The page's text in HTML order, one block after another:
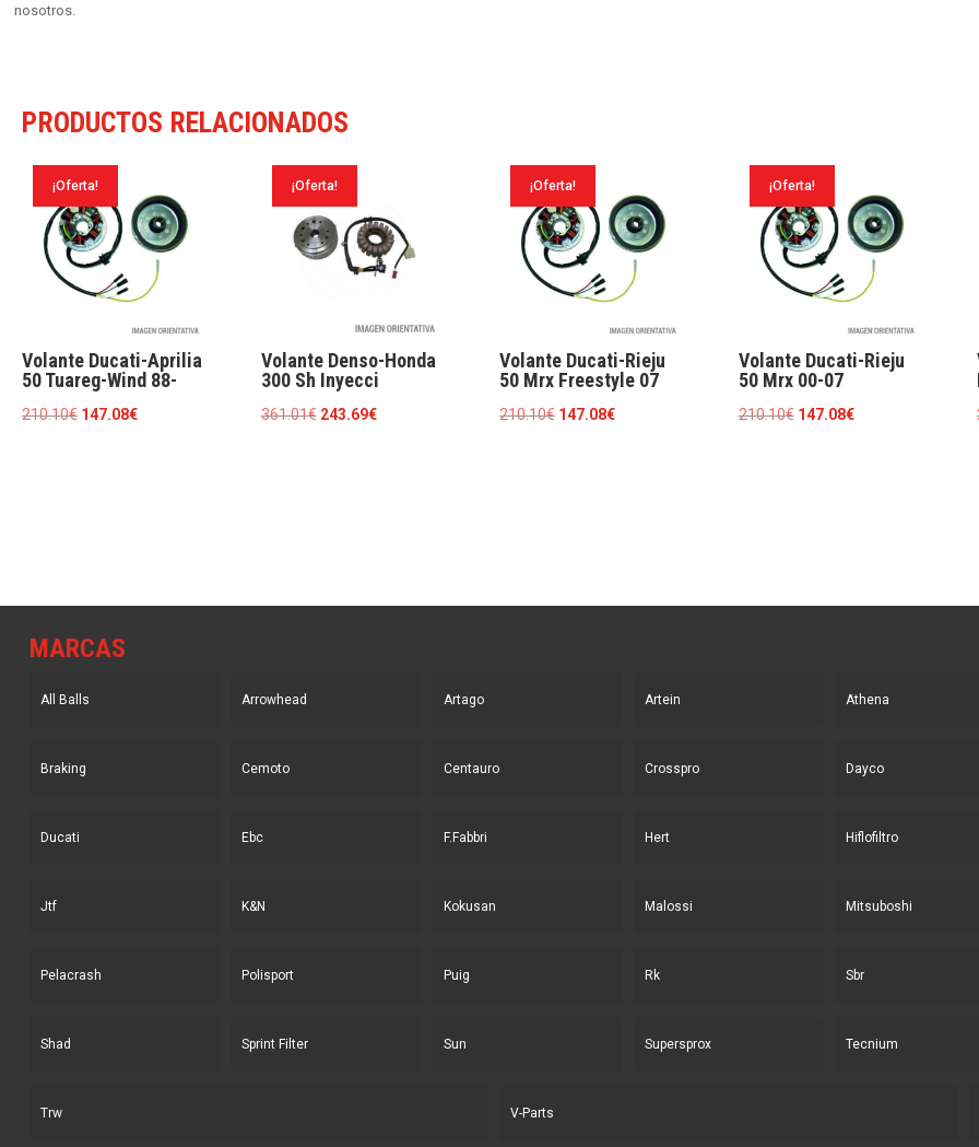
nosotros.
PRODUCTOS RELACIONADOS
¡Oferta!
Volante Ducati-Aprilia
50 Tuareg-Wind 88-
210.10€ El
147.08€El
¡Oferta!
Volante Denso-Honda
300 Sh Inyecci
361.01€ El
243.69€El
¡Oferta!
Volante Ducati-Rieju
50 Mrx Freestyle 07
210.10€ El
147.08€El
¡Oferta!
Volante Ducati-Rieju
50 Mrx 00-07
210.10€ El
147.08€El
MARCAS
All Balls Arrowhead Artago Artein Athena
Braking Cemoto Centauro Crosspro Dayco
Ducati Ebc F.Fabbri Hert Hiflofiltro
Jtf K&N Kokusan Malossi Mitsuboshi
Pelacrash Polisport Puig Rk Sbr
Shad Sprint Filter Sun Supersprox Tecnium
Trw V-Parts